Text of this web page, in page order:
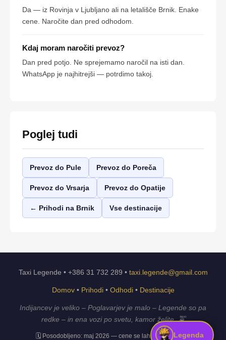
Da — iz Rovinja v Ljubljano ali na letališče Brnik. Enake
cene. Naročite dan pred odhodom.
Kdaj moram naročiti prevoz?
Dan pred potjo. Ne sprejemamo naročil na isti dan.
WhatsApp je najhitrejši — potrdimo takoj.
Poglej tudi
Prevoz do Pule Prevoz do Poreča
Prevoz do Vrsarja Prevoz do Opatije
← Prihodi na Brnik Vse destinacije
Taxi Legende • +386 31 732 289 • taxi.legende@gmail.com
Domov• Prihodi• Odhodi• Destinacije
Indijancev je veliko – Poglavarjev je malo – Legende so pa
redke – in ena vozi po svetu, kamor želite. 🚖
🗓️ Posodobljeno: maj 2026 — cene se lahko spremenijo.
Legenda